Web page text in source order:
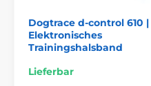
Reichweite
Das
maximale
Dogtrace d-control 610 |
Elektronisches
Trainingshalsband
Lieferbar